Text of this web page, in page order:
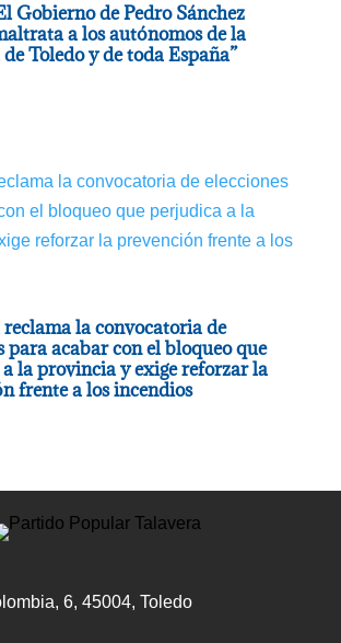
Gobierno de Pedro Sánchez
a los autónomos de la
Toledo y de toda España”
la convocatoria de
para acabar con el bloqueo que
la provincia y exige reforzar la
frente a los incendios
6, 45004, Toledo